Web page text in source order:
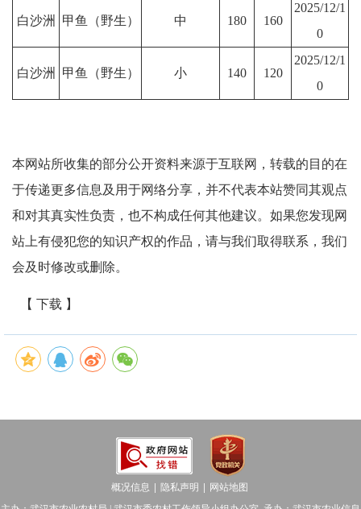
白沙洲 甲鱼（野生） 中 180 160
2025/12/1
0
白沙洲 甲鱼（野生） 小 140 120
2025/12/1
0
本网站所收集的部分公开资料来源于互联网，转载的目的在
于传递更多信息及用于网络分享，并不代表本站赞同其观点
和对其真实性负责，也不构成任何其他建议。如果您发现网
站上有侵犯您的知识产权的作品，请与我们取得联系，我们
会及时修改或删除。
【 下载 】
概况信息 隐私声明
网站地图